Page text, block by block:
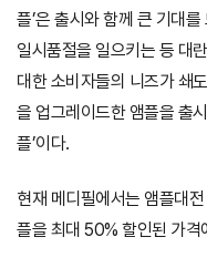
플’은 출시와 함께 큰 기대
일시품절을 일으키는 등 대
대한 소비자들의 니즈가 쇄
을 업그레이드한 앰플을 출
플’이다.
현재 메디필에서는 앰플대
플을 최대 50% 할인된 가격